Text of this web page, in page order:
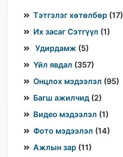
Тэтгэлэг хөтөлбөр (17)
Их засаг Сэтгүүл (1)
Удирдамж (5)
Үйл явдал (357)
Онцлох мэдээлэл (95)
Багш ажилчид (2)
Видео мэдээлэл (1)
Фото мэдээлэл (14)
Ажлын зар (11)